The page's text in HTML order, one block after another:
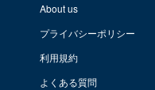
About us
プライバシーポリシー
利用規約
よくある質問